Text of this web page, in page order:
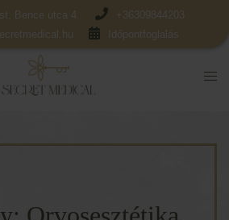
Bence utca 4.
+36309844203
Időpontfoglalás